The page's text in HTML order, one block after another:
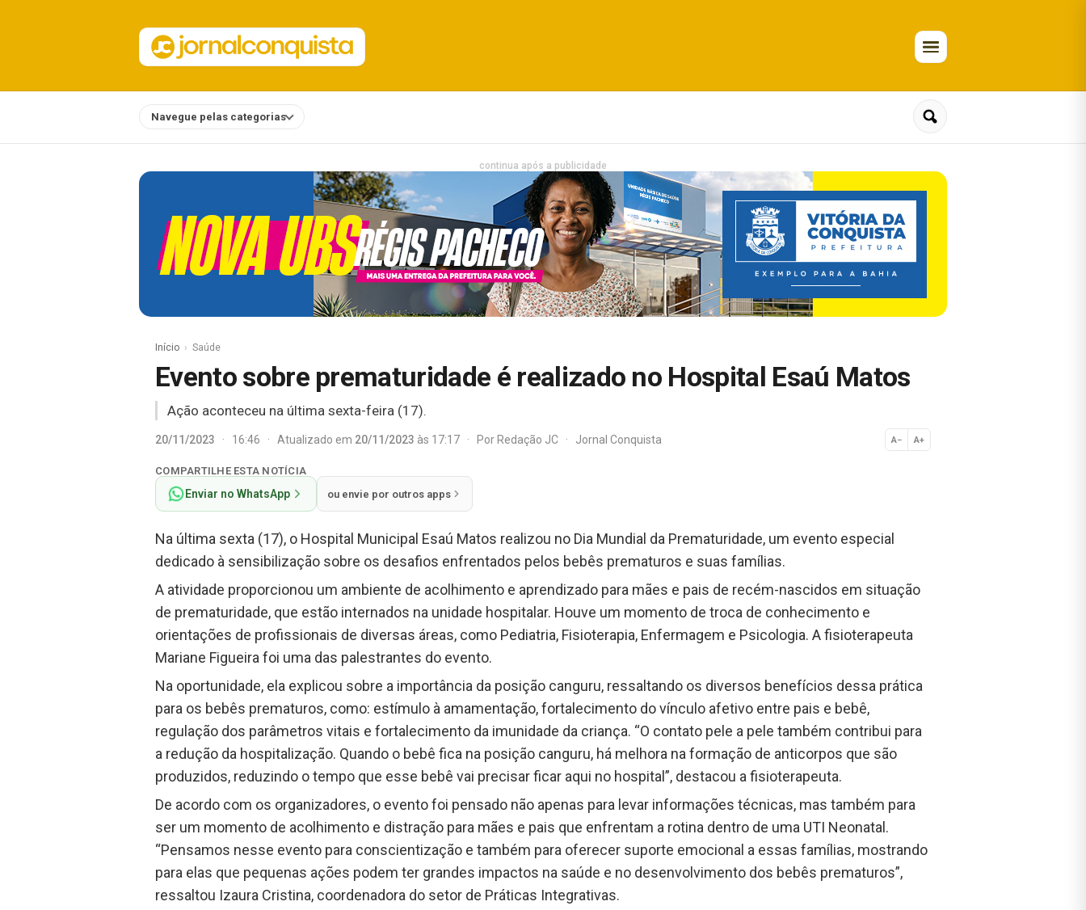
Navegue pelas categorias
continua após a publicidade
Início Saúde
Evento sobre prematuridade é realizado no Hospital Esaú Matos
Ação aconteceu na última sexta-feira (17).
20/11/2023 · 16:46 · Atualizado em 20/11/2023 às 17:17 · PorRedação JC · Jornal Conquista A− A+
Normal
COMPARTILHE ESTA NOTÍCIA
Enviar no WhatsApp ou envie por outros apps
Na última sexta (17), o Hospital Municipal Esaú Matos realizou no Dia Mundial da Prematuridade, um evento especial
dedicado à sensibilização sobre os desafios enfrentados pelos bebês prematuros e suas famílias.
A atividade proporcionou um ambiente de acolhimento e aprendizado para mães e pais de recém-nascidos em situação
de prematuridade, que estão internados na unidade hospitalar. Houve um momento de troca de conhecimento e
orientações de profissionais de diversas áreas, como Pediatria, Fisioterapia, Enfermagem e Psicologia. A fisioterapeuta
Mariane Figueira foi uma das palestrantes do evento.
Na oportunidade, ela explicou sobre a importância da posição canguru, ressaltando os diversos benefícios dessa prática
para os bebês prematuros, como: estímulo à amamentação, fortalecimento do vínculo afetivo entre pais e bebê,
regulação dos parâmetros vitais e fortalecimento da imunidade da criança. “O contato pele a pele também contribui para
a redução da hospitalização. Quando o bebê fica na posição canguru, há melhora na formação de anticorpos que são
produzidos, reduzindo o tempo que esse bebê vai precisar ficar aqui no hospital”, destacou a fisioterapeuta.
De acordo com os organizadores, o evento foi pensado não apenas para levar informações técnicas, mas também para
ser um momento de acolhimento e distração para mães e pais que enfrentam a rotina dentro de uma UTI Neonatal.
“Pensamos nesse evento para conscientização e também para oferecer suporte emocional a essas famílias, mostrando
para elas que pequenas ações podem ter grandes impactos na saúde e no desenvolvimento dos bebês prematuros”,
ressaltou Izaura Cristina, coordenadora do setor de Práticas Integrativas.